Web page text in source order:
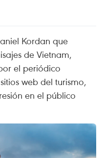
Kordan que
de Vietnam,
el periódico
web del turismo,
en el público